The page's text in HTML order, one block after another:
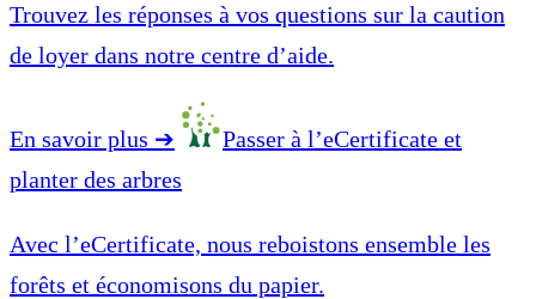
Trouvez les réponses à vos questions sur la caution
de loyer dans notre centre d’aide.
En savoir plus ➔
Passer à l’eCertificate et
planter des arbres
Avec l’eCertificate, nous reboistons ensemble les
forêts et économisons du papier.